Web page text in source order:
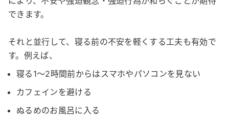
できます。
それと並行して、寝る前の不安を軽くする工夫も有効で
す。例えば、
寝る1〜2時間前からはスマホやパソコンを見ない
カフェインを避ける
ぬるめのお風呂に入る